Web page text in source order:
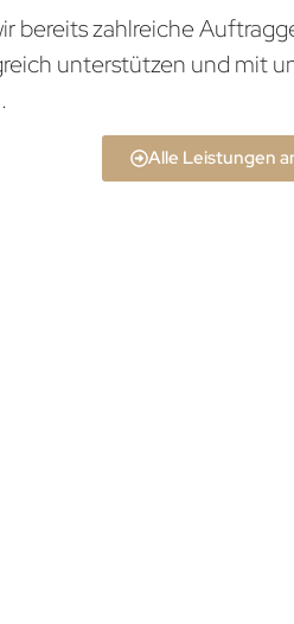
bereits zahlreiche
unterstützen und mit
Alle Leistungen